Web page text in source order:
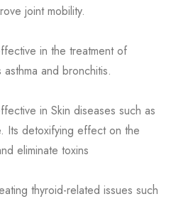
joint mobility.
in the treatment of
and bronchitis.
in Skin diseases such as
Its detoxifying effect on the
eliminate toxins
thyroid-related issues such